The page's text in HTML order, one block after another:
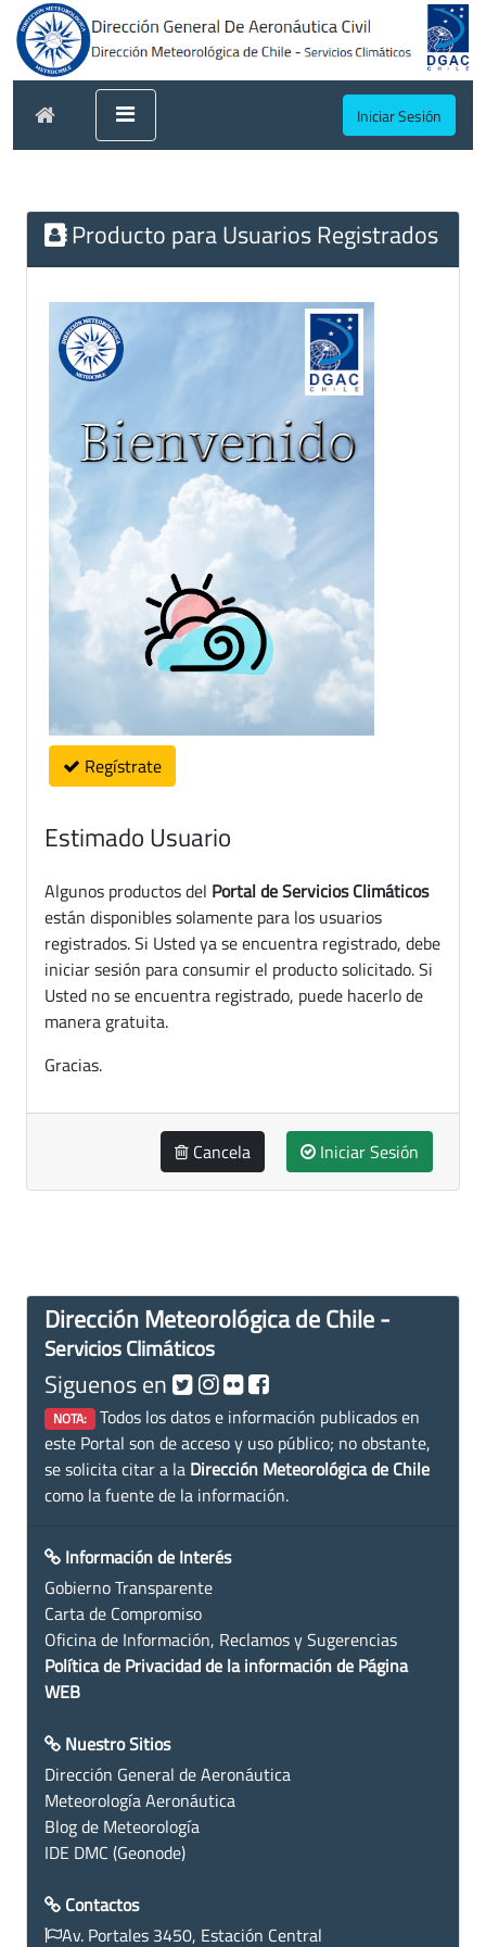
Iniciar Sesión
Producto para Usuarios Registrados
Regístrate
Estimado Usuario
Algunos productos del Portal de Servicios Climáticos
están disponibles solamente para los usuarios
registrados. Si Usted ya se encuentra registrado, debe
iniciar sesión para consumir el producto solicitado. Si
Usted no se encuentra registrado, puede hacerlo de
manera gratuita.
Gracias.
Cancela Iniciar Sesión
Dirección Meteorológica de Chile -
Servicios Climáticos
Siguenos en
NOTA: Todos los datos e información publicados en
este Portal son de acceso y uso público; no obstante,
se solicita citar a la Dirección Meteorológica de Chile
como la fuente de la información.
Información de Interés
Gobierno Transparente
Carta de Compromiso
Oficina de Información, Reclamos y Sugerencias
Política de Privacidad de la información de Página
WEB
Nuestro Sitios
Dirección General de Aeronáutica
Meteorología Aeronáutica
Blog de Meteorología
IDE DMC (Geonode)
Contactos
Av. Portales 3450, Estación Central